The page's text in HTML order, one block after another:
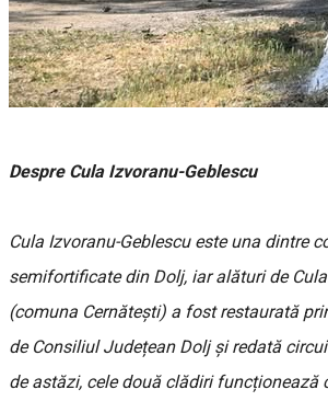
Despre Cula Izvoranu-Geblescu
Cula Izvoranu-Geblescu este una dintre
semifortificate din Dolj, iar alături de
(comuna Cernătești) a fost restaurată
de Consiliul Județean Dolj și redată
de astăzi, cele două clădiri funcționează